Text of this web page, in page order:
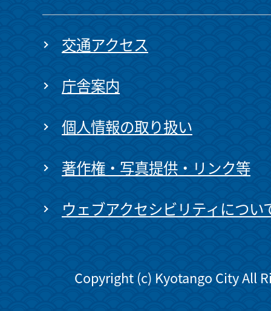
交通アクセス
庁舎案内
個人情報の取り扱い
著作権・写真提供・リンク等
ウェブアクセシビリティについ
Copyright (c) Kyotango City All